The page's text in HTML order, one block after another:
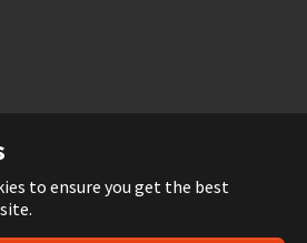
to ensure you get the best